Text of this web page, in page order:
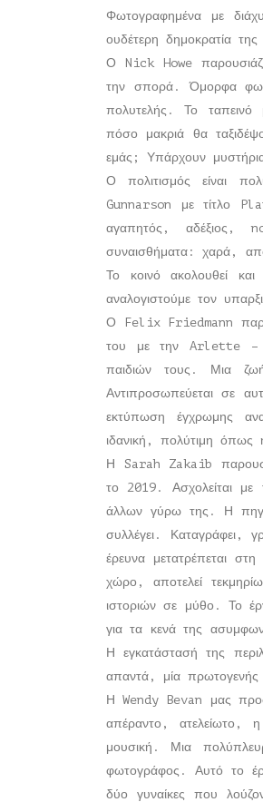
Φωτογραφημένα με
ουδέτερη δημοκρατία
Ο Nick Howe
την σπορά. Όμορφα
πολυτελής. Το ταπεινό
πόσο μακριά θα
εμάς; Υπάρχουν
Ο πολιτισμός είναι
Gunnarson με τίτλο
αγαπητός, αδέξιος,
συναισθήματα: χαρά,
Το κοινό ακολουθεί και
αναλογιστούμε τον
Ο Felix Friedmann
του με την Arlette –
παιδιών τους. Μια
Αντιπροσωπεύεται σε
εκτύπωση έγχρωμης
ιδανική, πολύτιμη
Η Sarah Zakaib
το 2019. Ασχολείται με
άλλων γύρω της. Η
συλλέγει. Καταγράφει,
έρευνα μετατρέπεται
χώρο, αποτελεί
ιστοριών σε μύθο. Το
για τα κενά της
Η εγκατάστασή της
απαντά, μία πρωτογενής
Η Wendy Bevan μας
απέραντο, ατελείωτο,
μουσική. Μια
φωτογράφος. Αυτό το
δύο γυναίκες που